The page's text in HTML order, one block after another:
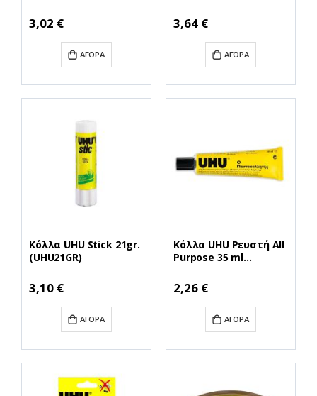
3,02 €
ΑΓΟΡΆ
3,64 €
ΑΓΟΡΆ
Κόλλα UHU Stick 21gr.
(UHU21GR)
3,10 €
ΑΓΟΡΆ
Κόλλα UHU Ρευστή All
Purpose 35 ml
2,26 €
ΑΓΟΡΆ